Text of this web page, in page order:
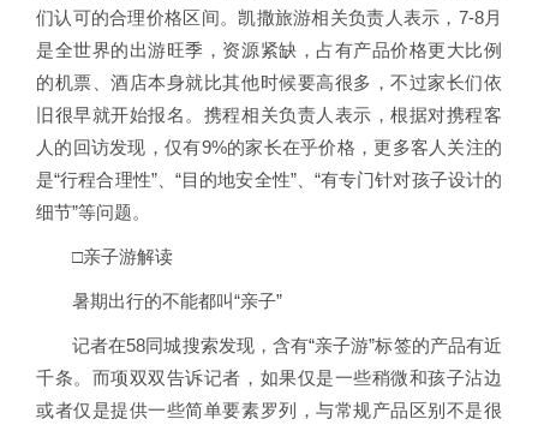
们认可的合理价格区间。凯撒旅游相关负责人表示，7-8月
是全世界的出游旺季，资源紧缺，占有产品价格更大比例
的机票、酒店本身就比其他时候要高很多，不过家长们依
旧很早就开始报名。携程相关负责人表示，根据对携程客
人的回访发现，仅有9%的家长在乎价格，更多客人关注的
是“行程合理性”、“目的地安全性”、“有专门针对孩子设计的
细节”等问题。
□亲子游解读
暑期出行的不能都叫“亲子”
记者在58同城搜索发现，含有“亲子游”标签的产品有近
千条。而项双双告诉记者，如果仅是一些稍微和孩子沾边
或者仅是提供一些简单要素罗列，与常规产品区别不是很